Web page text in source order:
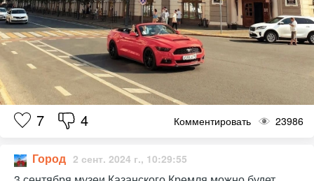
7 4 Комментировать 23986
Город 2 сент. 2024 г., 10:29:55